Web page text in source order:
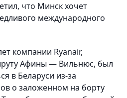
что Минск хочет
международного
компании Ryanair,
Афины — Вильнюс, был
в Беларуси из-за
о заложенном на борту